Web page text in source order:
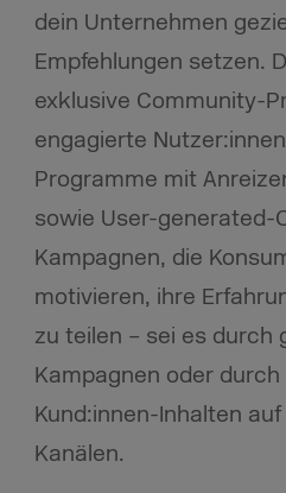
dein Unternehmen
Empfehlungen setzen.
exklusive Community-
engagierte
Programme mit
sowie User-generated-
Kampagnen, die
motivieren, ihre
zu teilen – sei es durch
Kampagnen oder durch
Kund:innen-Inhalten
Kanälen.